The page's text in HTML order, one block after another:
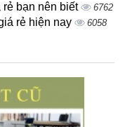
rẻ bạn nên biết 6762
rẻ hiện nay 6058